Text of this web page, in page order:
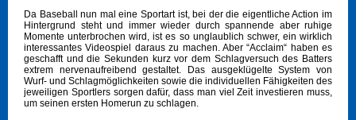
Da Baseball nun mal eine Sportart ist, bei der die eigentliche Action im
Hintergrund steht und immer wieder durch spannende aber ruhige
Momente unterbrochen wird, ist es so unglaublich schwer, ein wirklich
interessantes Videospiel daraus zu machen. Aber “Acclaim“ haben es
geschafft und die Sekunden kurz vor dem Schlagversuch des Batters
extrem nervenaufreibend gestaltet. Das ausgeklügelte System von
Wurf- und Schlagmöglichkeiten sowie die individuellen Fähigkeiten des
jeweiligen Sportlers sorgen dafür, dass man viel Zeit investieren muss,
um seinen ersten Homerun zu schlagen.